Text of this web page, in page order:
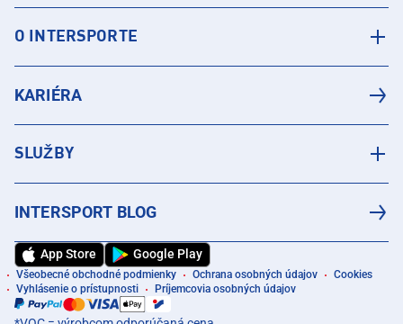
O INTERSPORTE
KARIÉRA
SLUŽBY
INTERSPORT BLOG
App Store Google Play
Všeobecné obchodné podmienky Ochrana osobných údajov
Cookies
Vyhlásenie o prístupnosti
Príjemcovia osobných údajov